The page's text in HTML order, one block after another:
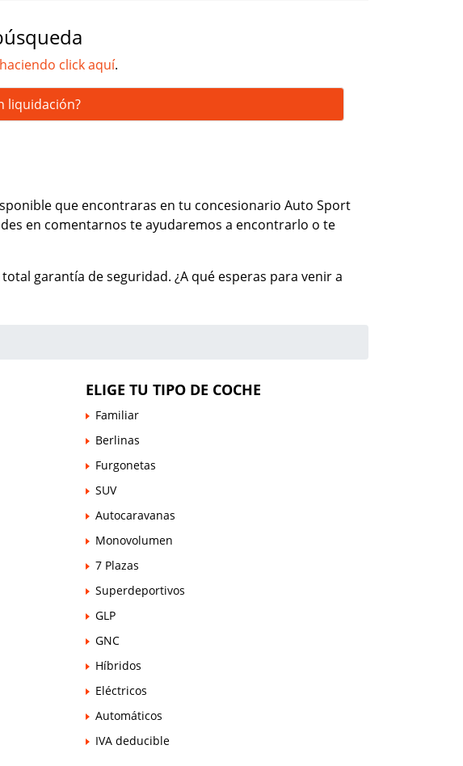
click aquí.
liquidación?
que encontraras en tu concesionario Auto Sport
en comentarnos te ayudaremos a encontrarlo o te
garantía de seguridad. ¿A qué esperas para venir a
ELIGE TU TIPO DE COCHE
Familiar
Berlinas
Furgonetas
SUV
Autocaravanas
Monovolumen
7 Plazas
Superdeportivos
GLP
GNC
Híbridos
Eléctricos
Automáticos
IVA deducible